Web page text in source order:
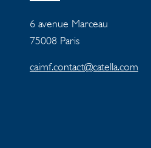
6 avenue Marceau
75008 Paris
caimf.contact@catella.com